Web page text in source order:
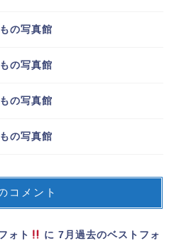
の写真館
の写真館
の写真館
の写真館
コメント
ォト に7月過去のベストフォ